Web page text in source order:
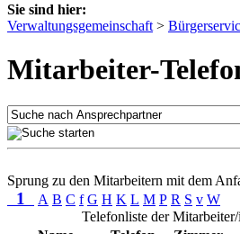
Sie sind hier:
Verwaltungsgemeinschaft >
Mitarbeiter-
Sprung zu den Mitarbeitern mit dem
1 A B C f G H K L M P R S v W
Telefonliste der